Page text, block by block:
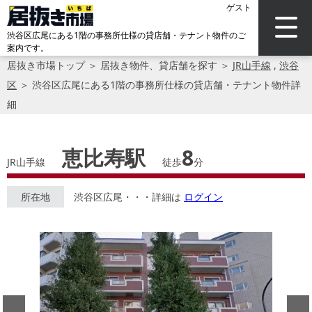
ゲスト
渋谷区広尾にある1階の事務所仕様の貸店舗・テナント物件のご
案内です。
居抜き市場トップ＞ 居抜き物件、貸店舗を探す ＞ JR山手線 , 渋谷
区 ＞ 渋谷区広尾にある1階の事務所仕様の貸店舗・テナント物件詳
細
JR山手線 恵比寿駅 徒歩8分
所在地 渋谷区広尾・・・詳細は ログイン